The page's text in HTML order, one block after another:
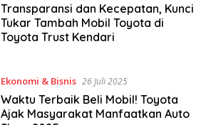
Transparansi dan Kecepatan, Kunci
Tukar Tambah Mobil Toyota di
Toyota Trust Kendari
Ekonomi & Bisnis 26 Juli 2025
Waktu Terbaik Beli Mobil! Toyota
Ajak Masyarakat Manfaatkan Auto